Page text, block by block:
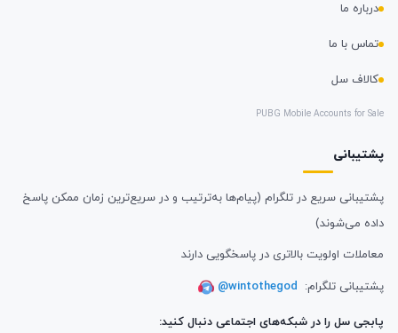
درباره ما
تماس با ما
کالاف سل
PUBG Mobile Accounts for Sale
پشتیبانی
پشتیبانی سریع در تلگرام (پیام‌ها به‌ترتیب و در سریع‌ترین زمان ممکن پاسخ
داده می‌شوند)
معاملات اولویت بالاتری در پاسخگویی دارند
پشتیبانی تلگرام: @wintothegod
پابجی سل را در شبکه‌های اجتماعی دنبال کنید: